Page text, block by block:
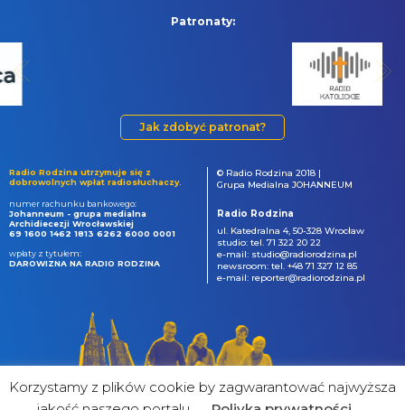
Patronaty:
Jak zdobyć patronat?
Radio Rodzina utrzymuje się z
dobrowolnych wpłat radiosłuchaczy.
numer rachunku bankowego:
Johanneum - grupa medialna
Archidiecezji Wrocławskiej
69 1600 1462 1813 6262 6000 0001
wpłaty z tytułem:
DAROWIZNA NA RADIO RODZINA
© Radio Rodzina 2018 |
Grupa Medialna JOHANNEUM
Radio Rodzina
ul. Katedralna 4, 50-328 Wrocław
studio: tel. 71 322 20 22
e-mail: studio@radiorodzina.pl
newsroom: tel. +48 71 327 12 85
e-mail: reporter@radiorodzina.pl
Korzystamy z plików cookie by zagwarantować najwyższa